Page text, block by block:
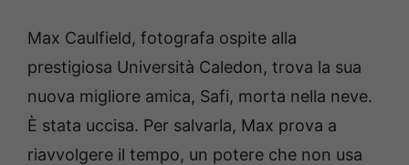
Max Caulfield, fotografa ospite alla
prestigiosa Università Caledon, trova la sua
nuova migliore amica, Safi, morta nella neve.
È stata uccisa. Per salvarla, Max prova a
riavvolgere il tempo, un potere che non usa